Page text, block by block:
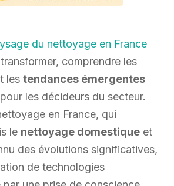
du nettoyage en France
comprendre les
les tendances émergentes
les décideurs du secteur.
en France, qui
le nettoyage domestiqueet
des évolutions significatives,
de technologies